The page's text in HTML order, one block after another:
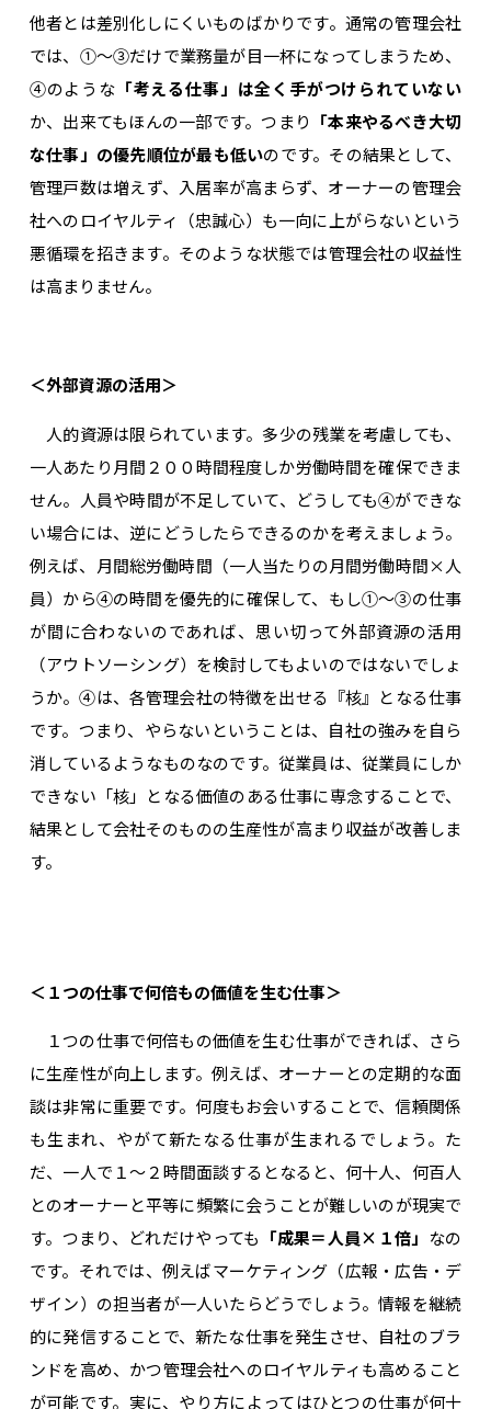
他者とは差別化しにくいものばかりです。通常の管理会社
では、①〜③だけで業務量が目一杯になってしまうため、
④のような 「考える仕事」は全く手がつけられていない
か、出来てもほんの一部です。つまり 「本来やるべき大切
な仕事」の優先順位が最も低いのです。その結果として、
管理戸数は増えず、入居率が高まらず、オーナーの管理会
社へのロイヤルティ（忠誠心）も一向に上がらないという
悪循環を招きます。そのような状態では管理会社の収益性
は高まりません。
＜外部資源の活用＞
人的資源は限られています。多少の残業を考慮しても、
一人あたり月間２００時間程度しか労働時間を確保できま
せん。人員や時間が不足していて、どうしても④ができな
い場合には、逆にどうしたらできるのかを考えましょう。
例えば、月間総労働時間（一人当たりの月間労働時間×人
員）から④の時間を優先的に確保して、もし①〜③の仕事
が間に合わないのであれば、思い切って外部資源の活用
（アウトソーシング）を検討してもよいのではないでしょ
うか。④は、各管理会社の特徴を出せる『核』となる仕事
です。つまり、やらないということは、自社の強みを自ら
消しているようなものなのです。従業員は、従業員にしか
できない「核」となる価値のある仕事に専念することで、
結果として会社そのものの生産性が高まり収益が改善しま
す。
＜１つの仕事で何倍もの価値を生む仕事＞
１つの仕事で何倍もの価値を生む仕事ができれば、さら
に生産性が向上します。例えば、オーナーとの定期的な面
談は非常に重要です。何度もお会いすることで、信頼関係
も生まれ、やがて新たなる仕事が生まれるでしょう。た
だ、一人で１〜２時間面談するとなると、何十人、何百人
とのオーナーと平等に頻繁に会うことが難しいのが現実で
す。つまり、どれだけやっても 「成果＝人員×１倍」 なの
です。それでは、例えばマーケティング（広報・広告・デ
ザイン）の担当者が一人いたらどうでしょう。情報を継続
的に発信することで、新たな仕事を発生させ、自社のブラ
ンドを高め、かつ管理会社へのロイヤルティも高めること
が可能です。実に、やり方によってはひとつの仕事が何十